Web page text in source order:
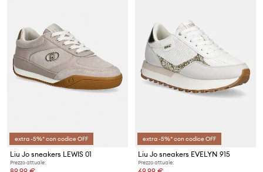
extra -5%* con codice OFF
Liu Jo sneakers LEWIS 01
Prezzo attuale:
extra -5%* con codice OFF
Liu Jo sneakers EVELYN 915
Prezzo attuale: